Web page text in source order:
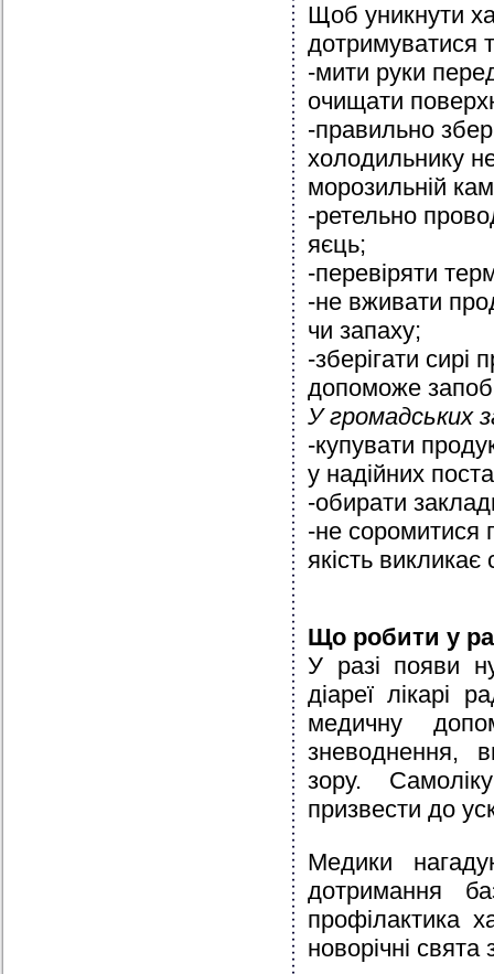
Щоб уникнути
дотримуватися
-мити руки
очищати
-правильно
холодильнику
морозильній
-ретельно
яєць;
-перевіряти
-не вживати
чи запаху;
-зберігати
допоможе
У громадських
-купувати
у надійних
-обирати
-не соромитися
якість викликає
Що робити у
У разі появи
діареї лікарі
медичну
зневоднення,
зору.
призвести до
Медики
дотримання
профілактика
новорічні